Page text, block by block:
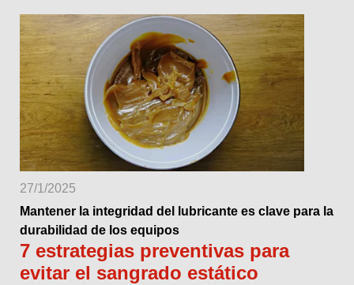
27/1/2025
Mantener la integridad del lubricante es clave para la
durabilidad de los equipos
7 estrategias preventivas para
evitar el sangrado estático